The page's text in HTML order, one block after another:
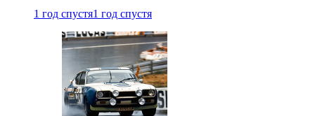
1 год спустя1 год спустя